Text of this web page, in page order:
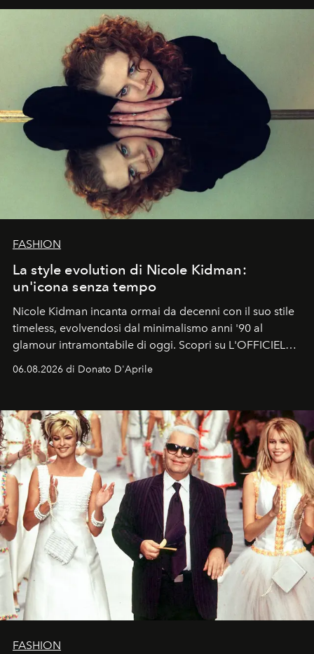
FASHION
La style evolution di Nicole Kidman:
un'icona senza tempo
Nicole Kidman incanta ormai da decenni con il suo stile
timeless, evolvendosi dal minimalismo anni '90 al
glamour intramontabile di oggi. Scopri su L'OFFICIEL
Italia la sua style evolution.
06.08.2026 di Donato D'Aprile
FASHION